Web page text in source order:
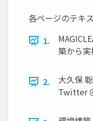
各ページのテキ
1.
築から
2. 大久保
Twitter